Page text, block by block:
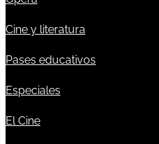
Cine y literatura
Pases educativos
Especiales
El Cine